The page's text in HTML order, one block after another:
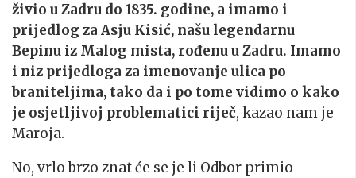
živio u Zadru do 1835. godine, a imamo i
prijedlog za Asju Kisić, našu legendarnu
Bepinu iz Malog mista, rođenu u Zadru. Imamo
i niz prijedloga za imenovanje ulica po
braniteljima, tako da i po tome vidimo o kako
je osjetljivoj problematici riječ, kazao nam je
Maroja.
No, vrlo brzo znat će se je li Odbor primio